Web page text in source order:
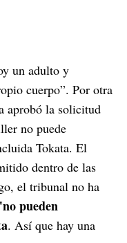
un adulto y
cuerpo”. Por otra
aprobó la solicitud
no puede
Tokata. El
dentro de las
el tribunal no ha
pueden
. Así que hay una